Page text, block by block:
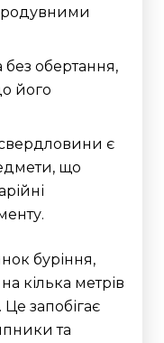
обертання,
його
є
що
буріння,
кілька метрів
запобігає
та